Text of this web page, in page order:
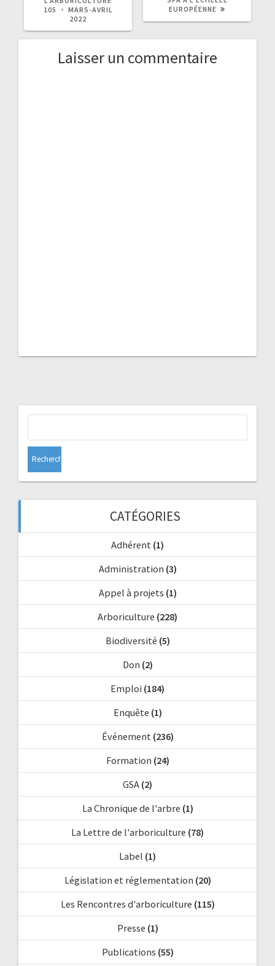
105 ・ MARS-AVRIL
2022
EUROPÉENNE
Laisser un commentaire
CATÉGORIES
Adhérent (1)
Administration (3)
Appel à projets (1)
Arboriculture (228)
Biodiversité (5)
Don (2)
Emploi (184)
Enquête (1)
Événement (236)
Formation (24)
GSA (2)
La Chronique de l'arbre (1)
La Lettre de l'arboriculture (78)
Label (1)
Législation et réglementation (20)
Les Rencontres d'arboriculture (115)
Presse (1)
Publications (55)